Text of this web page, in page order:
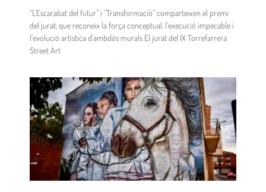
“L’Escarabat del futur” i “Transformació” comparteixen el premi
del jurat, que reconeix la força conceptual, l’execució impecable i
l’evolució artística d’ambdós murals El jurat del IX Torrefarrera
Street Art